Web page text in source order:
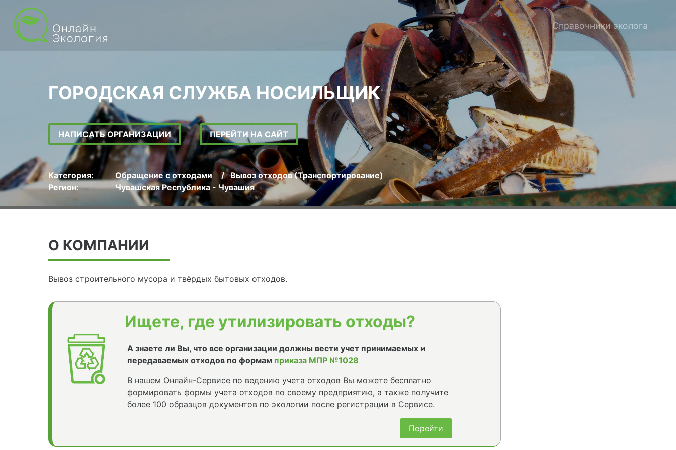
Справочники эколога
ГОРОДСКАЯ СЛУЖБА НОСИЛЬЩИК
НАПИСАТЬ ОРГАНИЗАЦИИ ПЕРЕЙТИ НА САЙТ
Категория: Обращение с отходами
Вывоз отходов (Транспортирование)
Регион:
Чувашская Республика - Чувашия
О КОМПАНИИ
Вывоз строительного мусора и твёрдых бытовых отходов.
Ищете, где утилизировать отходы?
А знаете ли Вы, что все организации должны вести учет принимаемых и
передаваемых отходов по формам приказа МПР №1028
В нашем Онлайн-Сервисе по ведению учета отходов Вы можете бесплатно
формировать формы учета отходов по своему предприятию, а также получите
более 100 образцов документов по экологии после регистрации в Сервисе.
Перейти